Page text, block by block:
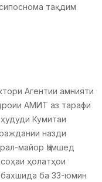
тақдим
Агентии амнияти
АМИТ аз тарафи
Кумитаи
назди
майор Ҷамшед
ҳолатҳои
ба 33-юмин